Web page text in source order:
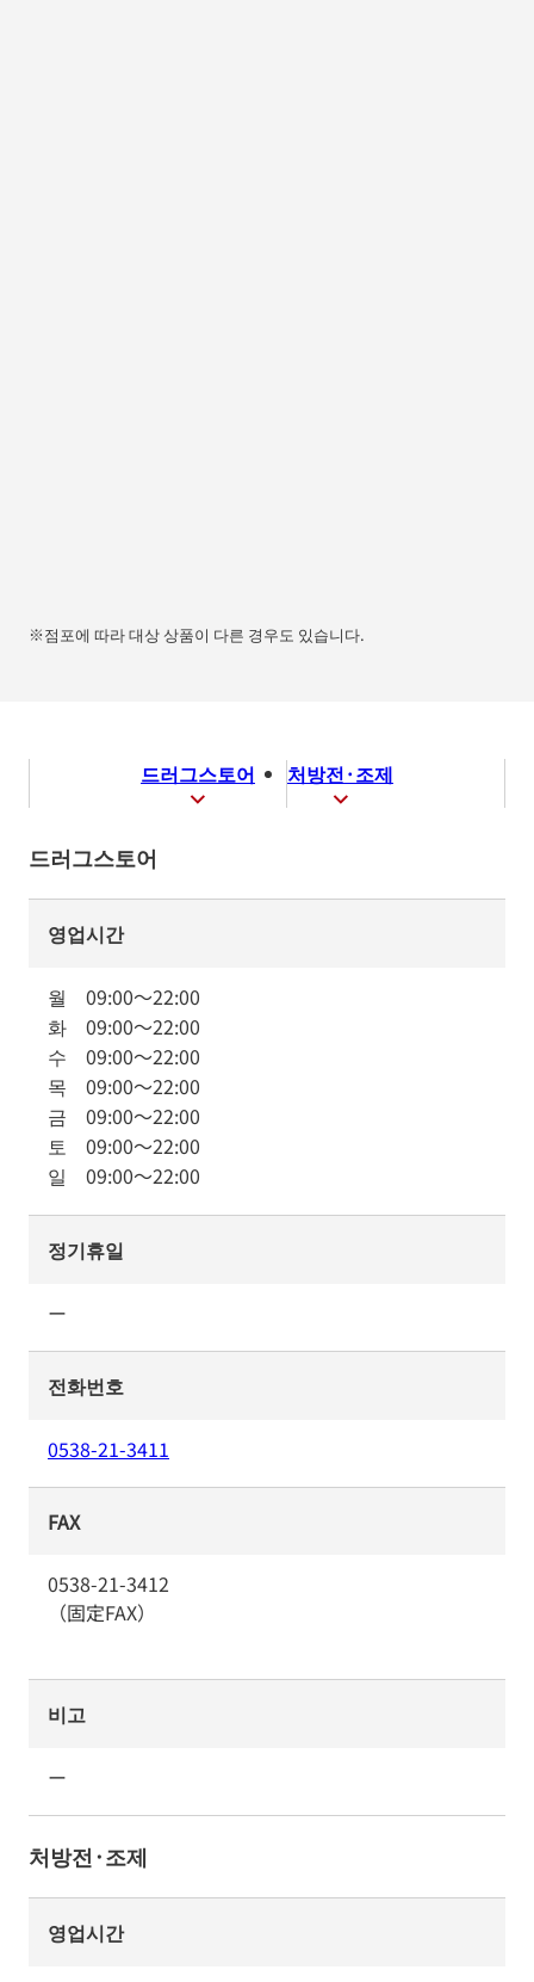
※점포에 따라 대상 상품이 다른 경우도 있습니다.
드러그스토어 처방전·조제
드러그스토어
영업시간
월 09:00～22:00
화 09:00～22:00
수 09:00～22:00
목 09:00～22:00
금 09:00～22:00
토 09:00～22:00
일 09:00～22:00
정기휴일
ー
전화번호
0538-21-3411
FAX
0538-21-3412
（固定FAX）
비고
ー
처방전·조제
영업시간